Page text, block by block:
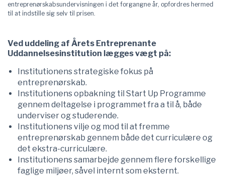
entreprenørskabsundervisningen i det forgangne år, opfordres hermed
til at indstille sig selv til prisen.
Ved uddeling af Årets Entreprenante
Uddannelsesinstitution lægges vægt på:
Institutionens strategiske fokus på
entreprenørskab.
Institutionens opbakning til Start Up Programme
gennem deltagelse i programmet fra a til å, både
underviser og studerende.
Institutionens vilje og mod til at fremme
entreprenørskab gennem både det curriculære og
det ekstra-curriculære.
Institutionens samarbejde gennem flere forskellige
faglige miljøer, såvel internt som eksternt.